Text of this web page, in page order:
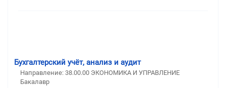
Бухгалтерский учёт, анализ и аудит
Направление: 38.00.00 ЭКОНОМИКА И УПРАВЛЕНИЕ
Бакалавр